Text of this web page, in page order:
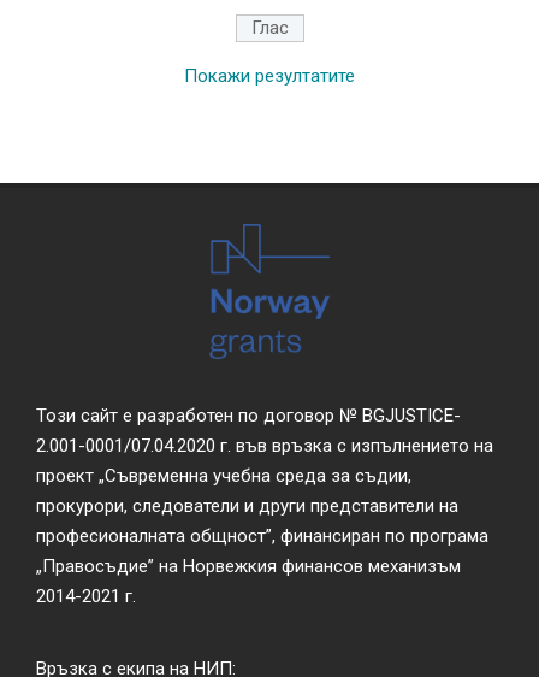
Покажи резултатите
Този сайт е разработен по договор № BGJUSTICE-
2.001-0001/07.04.2020 г. във връзка с изпълнението на
проект „Съвременна учебна среда за съдии,
прокурори, следователи и други представители на
професионалната общност”, финансиран по програма
„Правосъдие” на Норвежкия финансов механизъм
2014-2021 г.
Връзка с екипа на НИП: